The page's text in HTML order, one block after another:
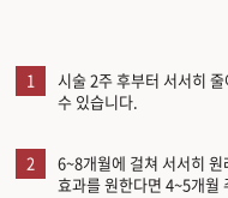
1
시술 2주 후부터 서서히
수 있습니다.
2
6~8개월에 걸쳐 서서히
효과를 원한다면 4~5개월